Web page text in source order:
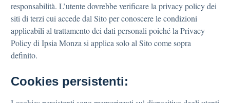
responsabilità. L’utente dovrebbe verificare la privacy policy dei
siti di terzi cui accede dal Sito per conoscere le condizioni
applicabili al trattamento dei dati personali poiché la Privacy
Policy di Ipsia Monza si applica solo al Sito come sopra
definito.
Cookies persistenti: